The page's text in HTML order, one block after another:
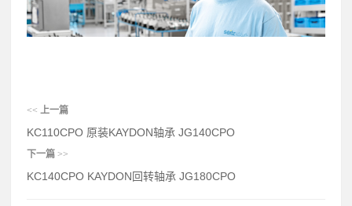
<< 上一篇
KC110CPO 原装KAYDON轴承 JG140CPO
下一篇 >>
KC140CPO KAYDON回转轴承 JG180CPO